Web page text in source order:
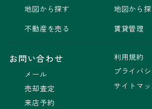
地図から探す
不動産を売る
地図から
賃貸管理
お問い合わせ
メール
売却査定
来店予約
利用規約
プライバ
サイトマ